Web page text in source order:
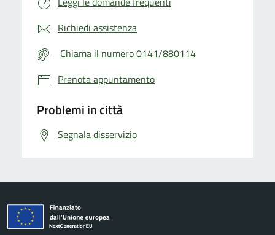
Richiedi assistenza
Chiama il numero 0141/880114
Prenota appuntamento
Problemi in città
Segnala disservizio